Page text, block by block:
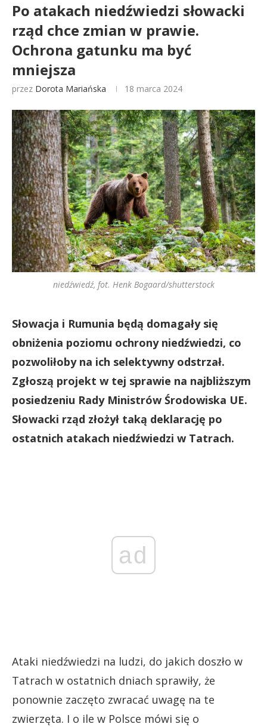
Po atakach niedźwiedzi słowacki
rząd chce zmian w prawie.
Ochrona gatunku ma być
mniejsza
przez Dorota Mariańska 18 marca 2024
niedźwiedź, fot. Henk Bogaard/shutterstock
Słowacja i Rumunia będą domagały się
obniżenia poziomu ochrony niedźwiedzi, co
pozwoliłoby na ich selektywny odstrzał.
Zgłoszą projekt w tej sprawie na najbliższym
posiedzeniu Rady Ministrów Środowiska UE.
Słowacki rząd złożył taką deklarację po
ostatnich atakach niedźwiedzi w Tatrach.
ad
Ataki niedźwiedzi na ludzi, do jakich doszło w
Tatrach w ostatnich dniach sprawiły, że
ponownie zaczęto zwracać uwagę na te
zwierzęta. I o ile w Polsce mówi się o